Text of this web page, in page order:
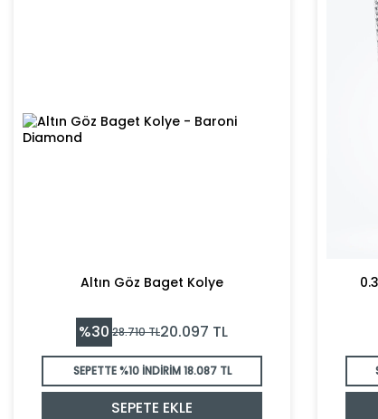
Altın Göz Baget Kolye
%30 28.710TL20.097 TL
SEPETTE %10 İNDİRİM18.087 TL
SEPETE EKLE